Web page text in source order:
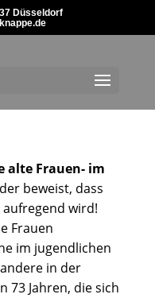
Düsseldorf
alte Frauen- im
beweist, dass
wird!
Frauen
im jugendlichen
in der
73 Jahren, die sich